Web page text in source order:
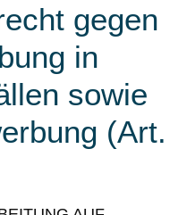
gegen
in
sowie
(Art.